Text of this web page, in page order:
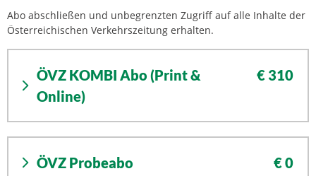
Abo abschließen und unbegrenzten Zugriff auf alle Inhalte der
Österreichischen Verkehrszeitung erhalten.
ÖVZ KOMBI Abo (Print &
Online)
€ 310
ÖVZ Probeabo € 0